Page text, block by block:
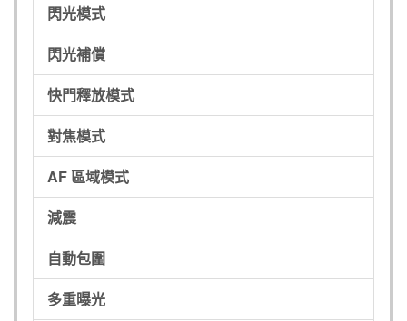
閃光模式
閃光補償
快門釋放模式
對焦模式
AF 區域模式
減震
自動包圍
多重曝光